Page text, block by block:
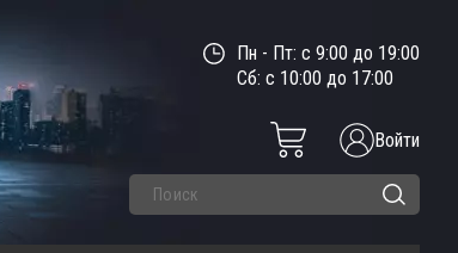
Пн - Пт: с 9:00 до 19:00
Сб: с 10:00 до 17:00
Войти